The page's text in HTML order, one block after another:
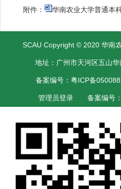
附件：
华南农业大学普通本
SCAU Copyright © 2020 华南
地址：广州市天河区五山
备案编号：粤ICP备
管理员登录 备案编号